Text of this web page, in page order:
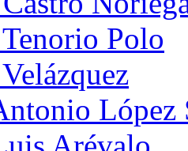
Polo
López